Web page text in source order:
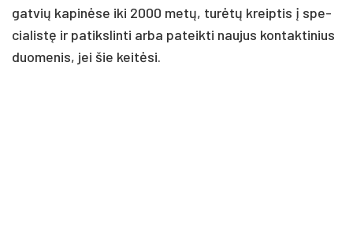
gat­vių ka­pi­nė­se iki 2000 me­tų, tu­rė­tų kreip­tis į spe­
cia­lis­tę ir pa­tiks­lin­ti ar­ba pa­teik­ti nau­jus kon­tak­ti­nius
duo­me­nis, jei šie kei­tė­si.